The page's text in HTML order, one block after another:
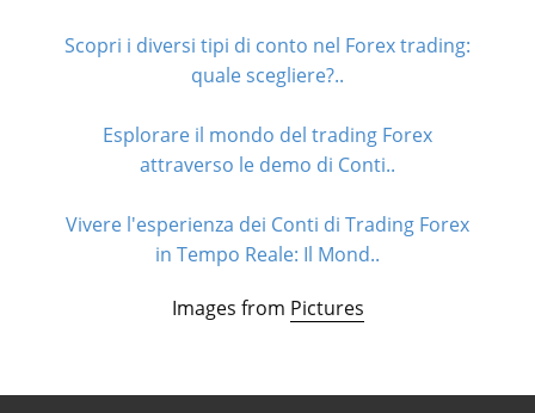
Scopri i diversi tipi di conto nel Forex trading:
quale scegliere?..
Esplorare il mondo del trading Forex
attraverso le demo di Conti..
Vivere l'esperienza dei Conti di Trading Forex
in Tempo Reale: Il Mond..
Images from Pictures